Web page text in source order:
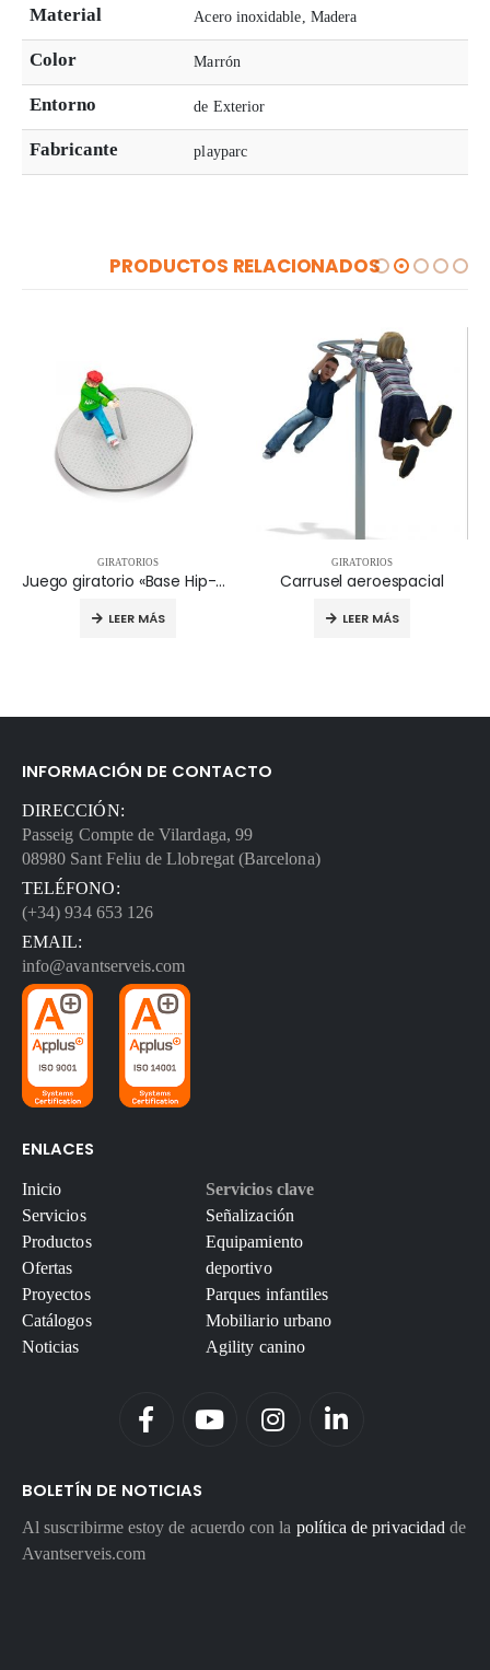
Material Acero inoxidable, Madera
Color Marrón
Entorno de Exterior
Fabricante playparc
PRODUCTOS RELACIONADOS
GIRATORIOS
Juego giratorio «Base Hip-hop» – 15.30.001
LEER MÁS
GIRATORIOS
Carrusel aeroespacial
LEER MÁS
INFORMACIÓN DE CONTACTO
DIRECCIÓN:
Passeig Compte de Vilardaga, 99
08980 Sant Feliu de Llobregat (Barcelona)
TELÉFONO:
(+34) 934 653 126
EMAIL:
info@avantserveis.com
ENLACES
Inicio
Servicios
Productos
Ofertas
Proyectos
Catálogos
Noticias
Servicios clave
Señalización
Equipamiento
deportivo
Parques infantiles
Mobiliario urbano
Agility canino
BOLETÍN DE NOTICIAS
Al suscribirme estoy de acuerdo con la política de privacidad de
Avantserveis.com